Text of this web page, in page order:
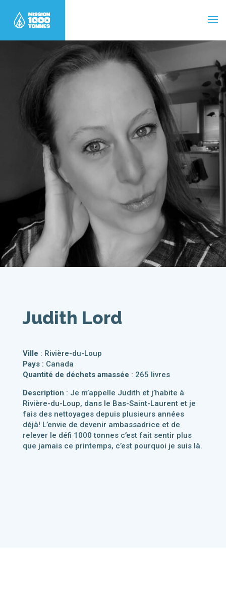
Judith Lord
Ville : Rivière-du-Loup
Pays: Canada
Quantité de déchets amassée : 265 livres
Description : Je m’appelle Judith et j’habite à
Rivière-du-Loup, dans le Bas-Saint-Laurent et je
fais des nettoyages depuis plusieurs années
déjà! L’envie de devenir ambassadrice et de
relever le défi 1000 tonnes c’est fait sentir plus
que jamais ce printemps, c’est pourquoi je suis là.